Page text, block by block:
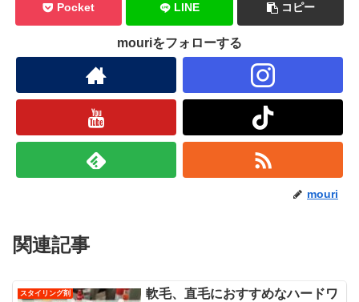
Pocket LINE コピー
mouriをフォローする
mouri
関連記事
スタイリング剤
軟毛、直毛におすすめなハードワ